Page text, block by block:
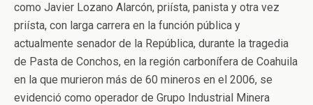
como Javier Lozano Alarcón, priísta, panista y otra vez
priísta, con larga carrera en la función pública y
actualmente senador de la República, durante la tragedia
de Pasta de Conchos, en la región carbonífera de Coahuila
en la que murieron más de 60 mineros en el 2006, se
evidenció como operador de Grupo Industrial Minera